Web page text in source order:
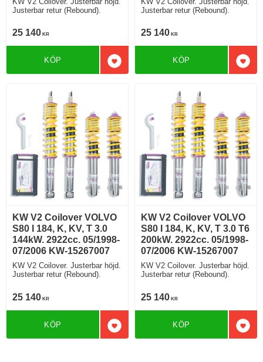
Justerbar retur (Rebound).
25 140 KR
Lägg till i favoriter
KÖP
Justerbar retur (Rebound).
25 140 KR
KÖP
KW V2 Coilover VOLVO
S80 I 184, K, KV, T 3.0
144kW. 2922cc. 05/1998-
07/2006 KW-15267007
KW V2 Coilover. Justerbar höjd.
Justerbar retur (Rebound).
25 140 KR
Lägg till i favoriter
KÖP
KW V2 Coilover VOLVO
S80 I 184, K, KV, T 3.0 T6
200kW. 2922cc. 05/1998-
07/2006 KW-15267007
KW V2 Coilover. Justerbar höjd.
Justerbar retur (Rebound).
25 140 KR
KÖP